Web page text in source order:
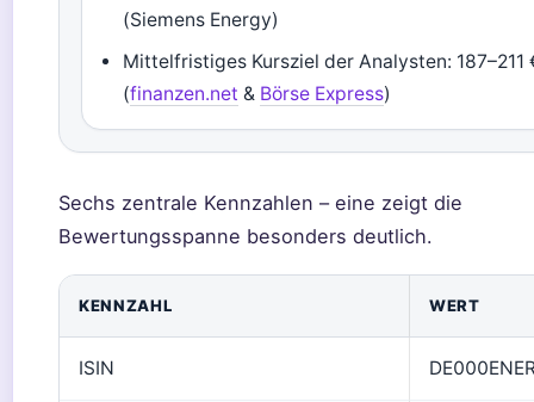
(Siemens Energy)
Mittelfristiges Kursziel der Analysten: 187–211
(finanzen.net & Börse Express)
Sechs zentrale Kennzahlen – eine zeigt die
Bewertungsspanne besonders deutlich.
KENNZAHL WERT
ISIN